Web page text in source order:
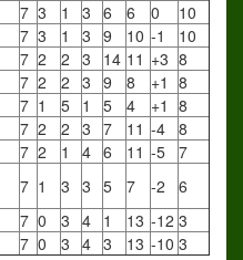
7 3 1 3 6 6 0
10
7 3 1 3 9 10 -1
10
7 2 2 3 14 11 +3 8
7 2 2 3 9 8 +1 8
7 1 5 1 5 4 +1 8
7 2 2 3 7 11 -4 8
7 2 1 4 6 11 -5 7
7 1 3 3 5 7 -2
6
7 0 3 4 1 13 -12 3
7 0 3 4 3 13 -10 3